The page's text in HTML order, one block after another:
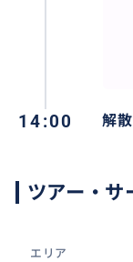
14:00 解散
ツアー・サ
エリア